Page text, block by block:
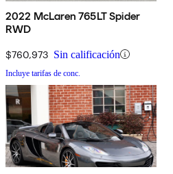
2022 McLaren 765LT Spider
RWD
$760,973 Sin calificación
Incluye tarifas de conc.